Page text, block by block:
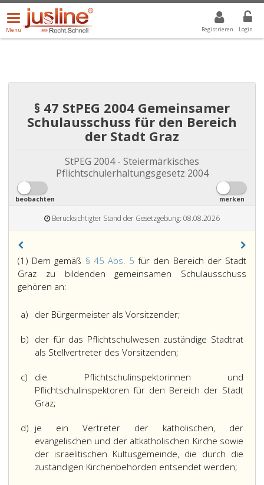
Registrieren Login
Menü
öffnen/schließen
Menü
ALLE DROPDOWN: GEWÄHLTER WERT IST ALLE
§ 47 StPEG 2004 Gemeinsamer
Schulausschuss für den Bereich
der Stadt Graz
StPEG 2004 - Steiermärkisches
Pflichtschulerhaltungsgesetz 2004
beobachten merken
Berücksichtigter Stand der Gesetzgebung: 08.08.2026
(1) Dem gemäß § 45 Abs. 5für den Bereich der Stadt
Graz zu bildenden gemeinsamen Schulausschuss
gehören an:
a) der Bürgermeister als Vorsitzender;
b) der für das Pflichtschulwesen zuständige Stadtrat
als Stellvertreter des Vorsitzenden;
c)
die Pflichtschulinspektorinnen und
Pflichtschulinspektoren für den Bereich der Stadt
Graz;
d) je ein Vertreter der katholischen, der
evangelischen und der altkatholischen Kirche sowie
der israelitischen Kultusgemeinde, die durch die
zuständigen Kirchenbehörden entsendet werden;